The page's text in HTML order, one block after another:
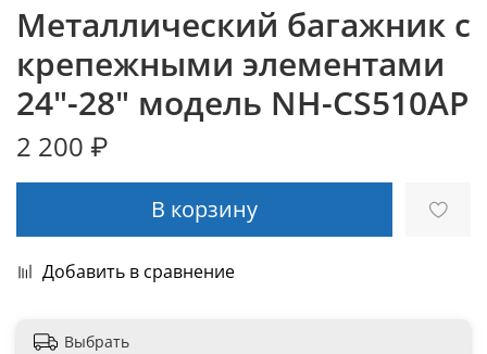
Металлический багажник с
крепежными элементами
24"-28" модель NH-CS510AP
2 200 ₽
В корзину
Добавить в сравнение
Выбрать